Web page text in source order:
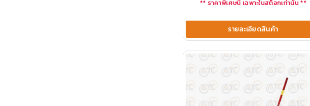
** ราคาพิเศษนี้ เฉพาะในสต็อกเท่านั้น **
รายละเอียดสินค้า